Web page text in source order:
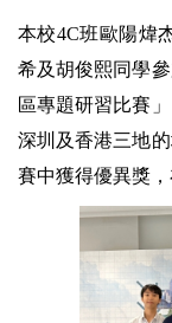
本校4C班歐陽煒
希及胡俊熙同學
區專題研習比賽
深圳及香港三地
賽中獲得優異獎，